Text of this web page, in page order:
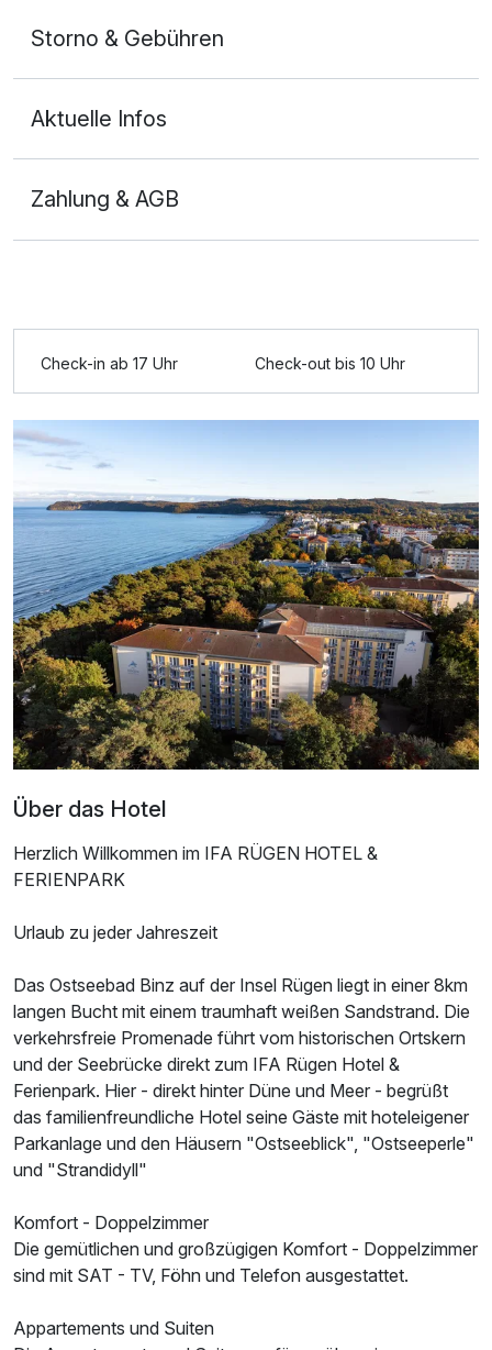
Ausstattung
Doppelzimmer Standard A
2 Erwachsene
Ausstattung
Für 3 Tage
Doppelzimmer Standard B
2 Erwachsene
Storno & Gebühren
Aktuelle Infos
Zahlung & AGB
Check-in ab 17 Uhr Check-out bis 10 Uhr
Über das Hotel
Herzlich Willkommen im IFA RÜGEN HOTEL &
FERIENPARK
Urlaub zu jeder Jahreszeit
Das Ostseebad Binz auf der Insel Rügen liegt in einer 8km
langen Bucht mit einem traumhaft weißen Sandstrand. Die
verkehrsfreie Promenade führt vom historischen Ortskern
und der Seebrücke direkt zum IFA Rügen Hotel &
Ferienpark. Hier - direkt hinter Düne und Meer - begrüßt
das familienfreundliche Hotel seine Gäste mit hoteleigener
Parkanlage und den Häusern "Ostseeblick", "Ostseeperle"
und "Strandidyll"
Komfort - Doppelzimmer
Die gemütlichen und großzügigen Komfort - Doppelzimmer
sind mit SAT - TV, Föhn und Telefon ausgestattet.
Appartements und Suiten